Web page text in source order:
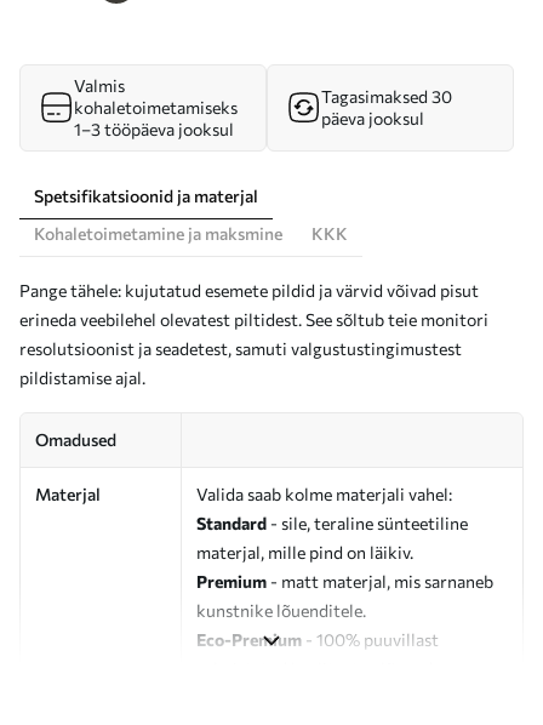
Valmis
kohaletoimetamiseks
1–3 tööpäeva jooksul
Tagasimaksed 30
päeva jooksul
Spetsifikatsioonid ja materjal
Kohaletoimetamine ja maksmine
KKK
Pange tähele: kujutatud esemete pildid ja värvid võivad pisut
erineda veebilehel olevatest piltidest. See sõltub teie monitori
resolutsioonist ja seadetest, samuti valgustustingimustest
pildistamise ajal.
Omadused
Materjal
Valida saab kolme materjali vahel:
Standard - sile, teraline sünteetiline
materjal, mille pind on läikiv.
Premium - matt materjal, mis sarnaneb
kunstnike lõuenditele.
Eco-Premium - 100% puuvillast